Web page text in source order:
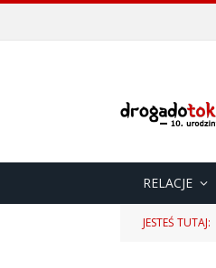
RELACJE
JESTEŚ TUTAJ: